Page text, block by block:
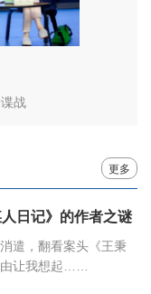
战
更多
日记》的作者之谜
遣，翻看案头《王秉
让我想起……